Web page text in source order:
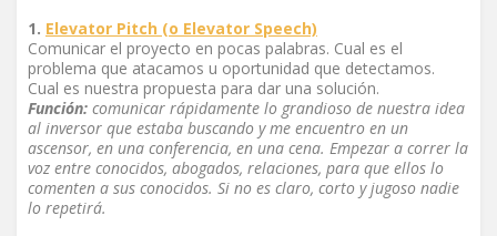
1. Elevator Pitch (o Elevator Speech)
Comunicar el proyecto en pocas palabras. Cual es el
problema que atacamos u oportunidad que detectamos.
Cual es nuestra propuesta para dar una solución.
Función: comunicar rápidamente lo grandioso de nuestra idea
al inversor que estaba buscando y me encuentro en un
ascensor, en una conferencia, en una cena. Empezar a correr la
voz entre conocidos, abogados, relaciones, para que ellos lo
comenten a sus conocidos. Si no es claro, corto y jugoso nadie
lo repetirá.